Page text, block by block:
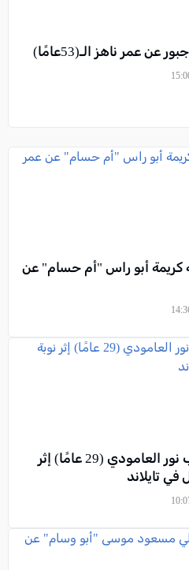
عمر ناهز الـ(53عامًا)
كريمة أبو راس "أم حسام" عن
فاجعة في زيمر: وفاة الشاب نور العامودي (29 عامًا) إثر
تايلاند